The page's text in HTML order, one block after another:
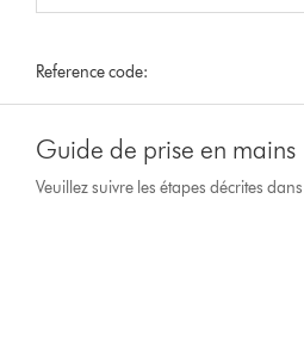
Reference code:
Guide de prise en mains
Veuillez suivre les étapes décrites